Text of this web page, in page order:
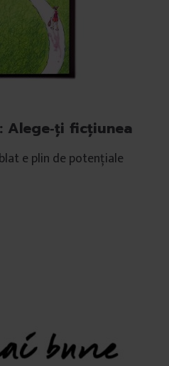
Alege‑ți ficțiunea
e plin de potențiale